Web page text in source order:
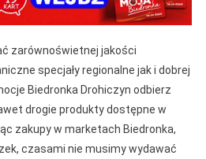
zarównoświetnej jakości
specjały regionalne jak i dobrej
Biedronka Drohiczyn odbierz
drogie produkty dostępne w
zakupy w marketach Biedronka,
czasami nie musimy wydawać